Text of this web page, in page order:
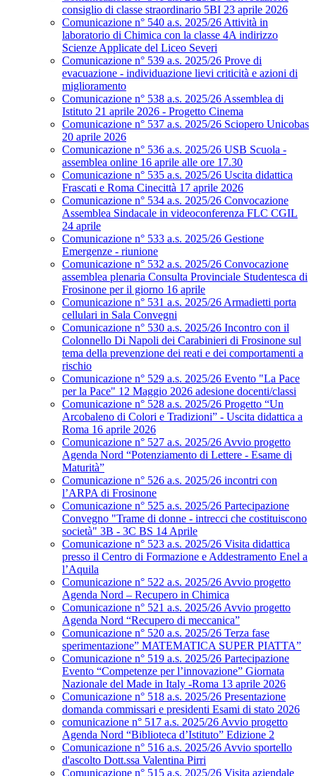
consiglio di classe straordinario 5BI 23 aprile 2026
Comunicazione n° 540 a.s. 2025/26 Attività in
laboratorio di Chimica con la classe 4A indirizzo
Scienze Applicate del Liceo Severi
Comunicazione n° 539 a.s. 2025/26 Prove di
evacuazione - individuazione lievi criticità e azioni di
miglioramento
Comunicazione n° 538 a.s. 2025/26 Assemblea di
Istituto 21 aprile 2026 - Progetto Cinema
Comunicazione n° 537 a.s. 2025/26 Sciopero Unicobas
20 aprile 2026
Comunicazione n° 536 a.s. 2025/26 USB Scuola -
assemblea online 16 aprile alle ore 17.30
Comunicazione n° 535 a.s. 2025/26 Uscita didattica
Frascati e Roma Cinecittà 17 aprile 2026
Comunicazione n° 534 a.s. 2025/26 Convocazione
Assemblea Sindacale in videoconferenza FLC CGIL
24 aprile
Comunicazione n° 533 a.s. 2025/26 Gestione
Emergenze - riunione
Comunicazione n° 532 a.s. 2025/26 Convocazione
assemblea plenaria Consulta Provinciale Studentesca di
Frosinone per il giorno 16 aprile
Comunicazione n° 531 a.s. 2025/26 Armadietti porta
cellulari in Sala Convegni
Comunicazione n° 530 a.s. 2025/26 Incontro con il
Colonnello Di Napoli dei Carabinieri di Frosinone sul
tema della prevenzione dei reati e dei comportamenti a
rischio
Comunicazione n° 529 a.s. 2025/26 Evento "La Pace
per la Pace" 12 Maggio 2026 adesione docenti/classi
Comunicazione n° 528 a.s. 2025/26 Progetto “Un
Arcobaleno di Colori e Tradizioni” - Uscita didattica a
Roma 16 aprile 2026
Comunicazione n° 527 a.s. 2025/26 Avvio progetto
Agenda Nord “Potenziamento di Lettere - Esame di
Maturità”
Comunicazione n° 526 a.s. 2025/26 incontri con
l’ARPA di Frosinone
Comunicazione n° 525 a.s. 2025/26 Partecipazione
Convegno "Trame di donne - intrecci che costituiscono
società" 3B - 3C BS 14 Aprile
Comunicazione n° 523 a.s. 2025/26 Visita didattica
presso il Centro di Formazione e Addestramento Enel a
l’Aquila
Comunicazione n° 522 a.s. 2025/26 Avvio progetto
Agenda Nord – Recupero in Chimica
Comunicazione n° 521 a.s. 2025/26 Avvio progetto
Agenda Nord “Recupero di meccanica”
Comunicazione n° 520 a.s. 2025/26 Terza fase
sperimentazione” MATEMATICA SUPER PIATTA”
Comunicazione n° 519 a.s. 2025/26 Partecipazione
Evento “Competenze per l’innovazione” Giornata
Nazionale del Made in Italy -Roma 13 aprile 2026
Comunicazione n° 518 a.s. 2025/26 Presentazione
domanda commissari e presidenti Esami di stato 2026
comunicazione n° 517 a.s. 2025/26 Avvio progetto
Agenda Nord “Biblioteca d’Istituto” Edizione 2
Comunicazione n° 516 a.s. 2025/26 Avvio sportello
d'ascolto Dott.ssa Valentina Pirri
Comunicazione n° 515 a.s. 2025/26 Visita aziendale